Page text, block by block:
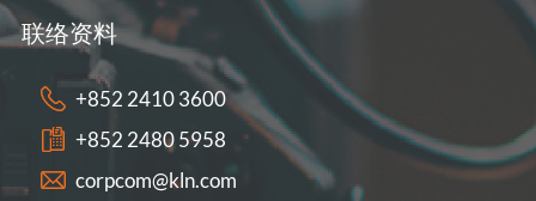
联络资料
+852 2410 3600
+852 2480 5958
corpcom@kln.com